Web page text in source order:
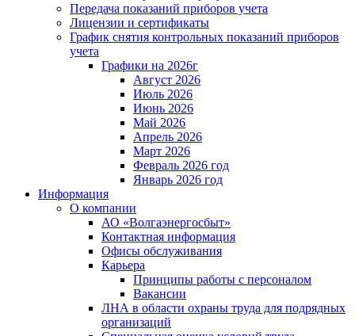
Передача показаний приборов учета
Лицензии и сертификаты
График снятия контрольных показаний приборов
учета
Графики на 2026г
Август 2026
Июль 2026
Июнь 2026
Май 2026
Апрель 2026
Март 2026
Февраль 2026 год
Январь 2026 год
Информация
О компании
АО «Волгаэнергосбыт»
Контактная информация
Офисы обслуживания
Карьера
Принципы работы с персоналом
Вакансии
ЛНА в области охраны труда для подрядных
организаций